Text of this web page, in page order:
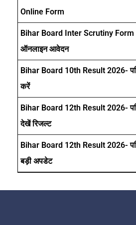
Online Form
Bihar Board Inter Scrutiny
ऑनलाइन आवेदन
Bihar Board 10th Result 2026-
करें
Bihar Board 12th Result 2026-
देखें रिजल्ट
Bihar Board 12th Result 2026-
बड़ी अपडेट